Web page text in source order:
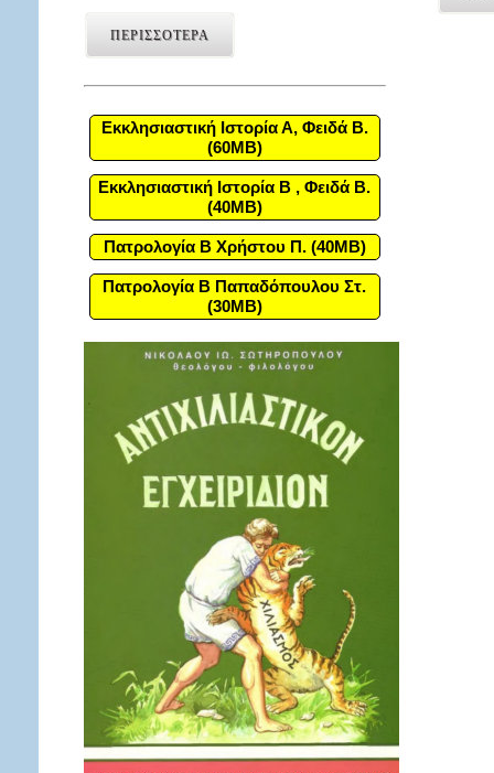
ΠΕΡΙΣΣΟΤΕΡΑ
Εκκλησιαστική Ιστορία Α, Φειδά Β.
(60MB)
Εκκλησιαστική Ιστορία Β , Φειδά Β.
(40MB)
Πατρολογία Β Χρήστου Π. (40MB)
Πατρολογία Β Παπαδόπουλου Στ.
(30MB)